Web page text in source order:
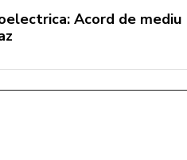
Acord de mediu